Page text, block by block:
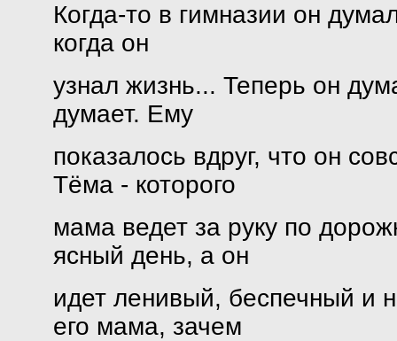
Когда-то в гимназии он
когда он
узнал жизнь... Теперь он
думает. Ему
показалось вдруг, что он
Тёма - которого
мама ведет за руку по
ясный день, а он
идет ленивый, беспечный и
его мама, зачем